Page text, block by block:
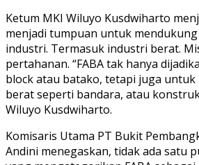
Ketum MKI Wiluyo Kusdwiharto
menjadi tumpuan untuk
industri. Termasuk industri berat.
pertahanan. “FABA tak hanya
block atau batako, tetapi juga
berat seperti bandara, atau
Wiluyo Kusdwiharto.
Komisaris Utama PT Bukit
Andini menegaskan, tidak ada satu